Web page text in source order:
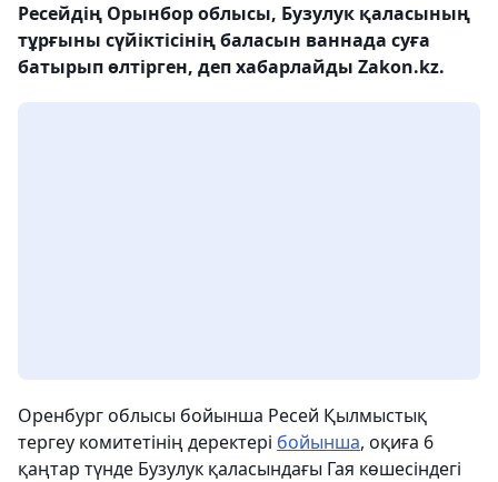
Ресейдің Орынбор облысы, Бузулук қаласының
тұрғыны сүйіктісінің баласын ваннада суға
батырып өлтірген, деп хабарлайды Zakon.kz.
Оренбург облысы бойынша Ресей Қылмыстық
тергеу комитетінің деректері бойынша, оқиға 6
қаңтар түнде Бузулук қаласындағы Гая көшесіндегі